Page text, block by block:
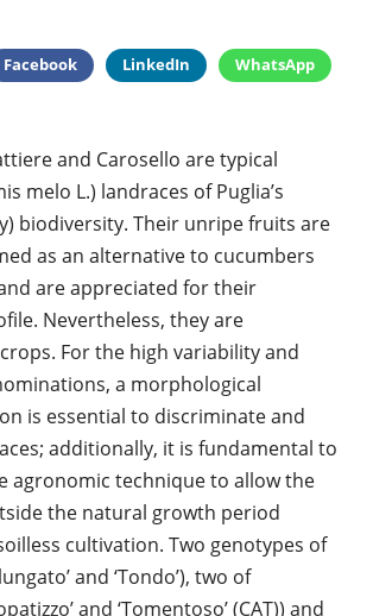
Facebook LinkedIn WhatsApp
and Carosello are typical
melo L.) landraces of Puglia’s
biodiversity. Their unripe fruits are
as an alternative to cucumbers
are appreciated for their
Nevertheless, they are
For the high variability and
a morphological
is essential to discriminate and
additionally, it is fundamental to
agronomic technique to allow the
the natural growth period
cultivation. Two genotypes of
and ‘Tondo’), two of
and ‘Tomentoso’ (CAT)) and